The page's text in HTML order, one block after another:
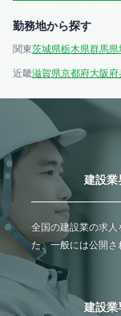
勤務地から探す
関東茨城県栃木県群馬県
近畿滋賀県京都府大阪府
建設業
全国の建設業の求人
た、一般には公開さ
建設業